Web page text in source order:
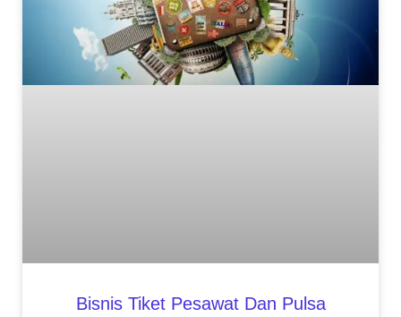
Bisnis Tiket Pesawat Dan Pulsa